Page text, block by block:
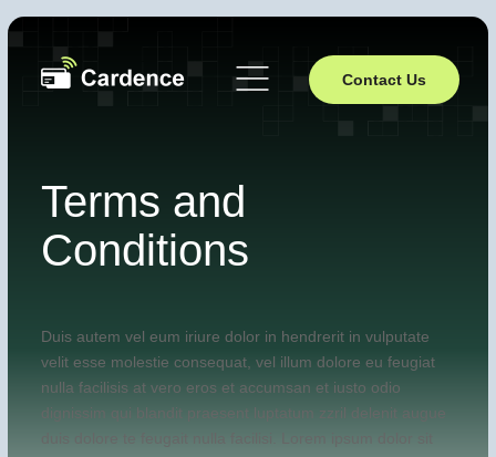
Contact Us
Terms and
Conditions
Duis autem vel eum iriure dolor in hendrerit in vulputate
velit esse molestie consequat, vel illum dolore eu feugiat
nulla facilisis at vero eros et accumsan et iusto odio
dignissim qui blandit praesent luptatum zzril delenit augue